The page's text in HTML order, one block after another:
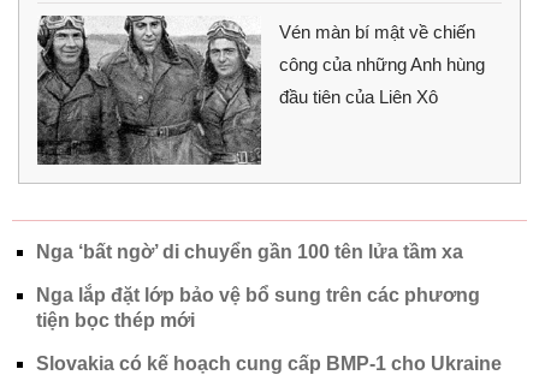
Vén màn bí mật về chiến
công của những Anh hùng
đầu tiên của Liên Xô
Nga ‘bất ngờ’ di chuyển gần 100 tên lửa tầm xa
Nga lắp đặt lớp bảo vệ bổ sung trên các phương
tiện bọc thép mới
Slovakia có kế hoạch cung cấp BMP-1 cho Ukraine